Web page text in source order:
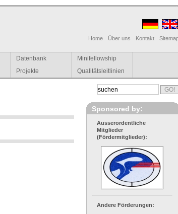
Home Über uns Kontakt
Datenbank
Minifellowship
Projekte Qualitätsleitlinien
Sponsored by:
Ausserordentliche
Mitglieder
(Fördermitglieder):
Andere Förderungen: